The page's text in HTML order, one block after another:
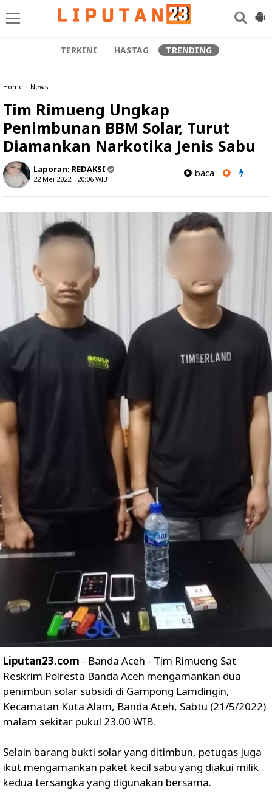
TERKINI HASTAG TRENDING
Home » News
Tim Rimueng Ungkap
Penimbunan BBM Solar, Turut
Diamankan Narkotika Jenis Sabu
Laporan: REDAKSI
22 Mei 2022 - 20:06 WIB
baca
Liputan23.com - Banda Aceh - Tim Rimueng Sat
Reskrim Polresta Banda Aceh mengamankan dua
penimbun solar subsidi di Gampong Lamdingin,
Kecamatan Kuta Alam, Banda Aceh, Sabtu (21/5/2022)
malam sekitar pukul 23.00 WIB.
Selain barang bukti solar yang ditimbun, petugas juga
ikut mengamankan paket kecil sabu yang diakui milik
kedua tersangka yang digunakan bersama.